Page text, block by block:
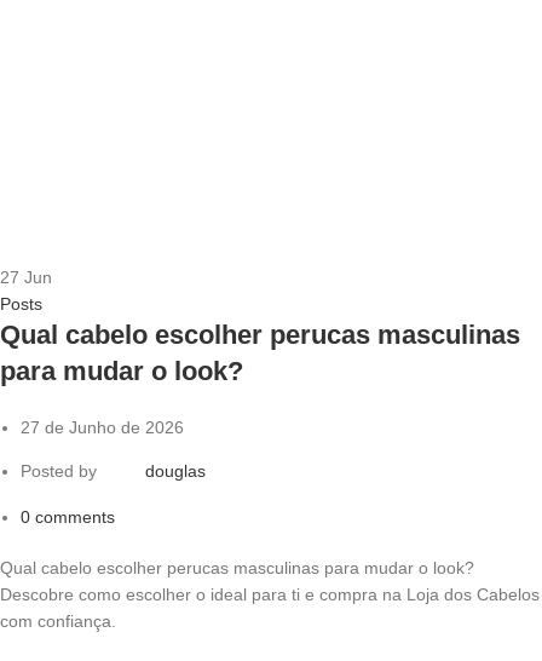
27 Jun
Posts
Qual cabelo escolher perucas masculinas
para mudar o look?
27 de Junho de 2026
Posted by douglas
0 comments
Qual cabelo escolher perucas masculinas para mudar o look?
Descobre como escolher o ideal para ti e compra na Loja dos Cabelos
com confiança.